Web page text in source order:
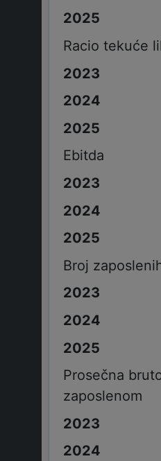
Racio tekuće
Ebitda
Broj
Prosečna
zaposlenom